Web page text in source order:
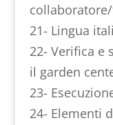
21- Lingua
22- Verifica e
il garden
23-
24- Elementi